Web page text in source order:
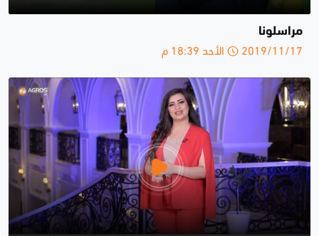
مراسلونا
2019/11/17 الأحد 18:39 م